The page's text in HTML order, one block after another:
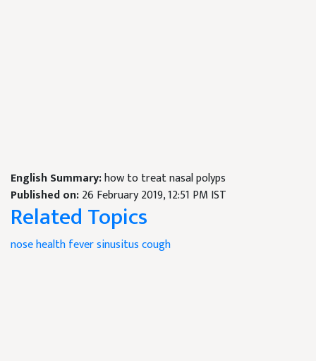
English Summary:how to treat nasal polyps
Published on:26 February 2019, 12:51 PM IST
Related Topics
nosehealthfeversinusituscough